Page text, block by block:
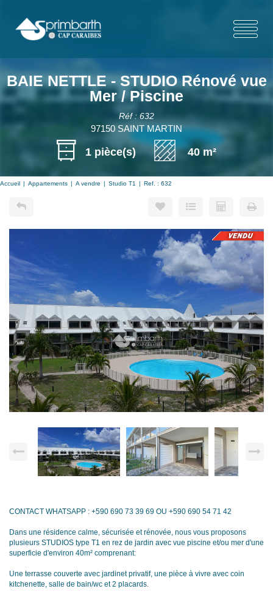
BAIE NETTLE - STUDIO Rénové vue
Mer / Piscine
Réf : 632
97150 SAINT MARTIN
1 pièce(s) 40 m²
Accueil Appartements A vendre Studio T1 Ref. : 632
CONTACT WHATSAPP : +590 690 73 39 69 OU +590 690 54 71 42
Dans une résidence calme, sécurisée et rénovée, nous vous proposons
plusieurs STUDIOS type T1 en rez de jardin avec vue piscine et/ou mer d'une
superficie d'environ 40m² comprenant:
Une terrasse couverte avec jardinet privatif, une pièce à vivre avec coin
kitchenette, salle de bain/wc et 2 placards.